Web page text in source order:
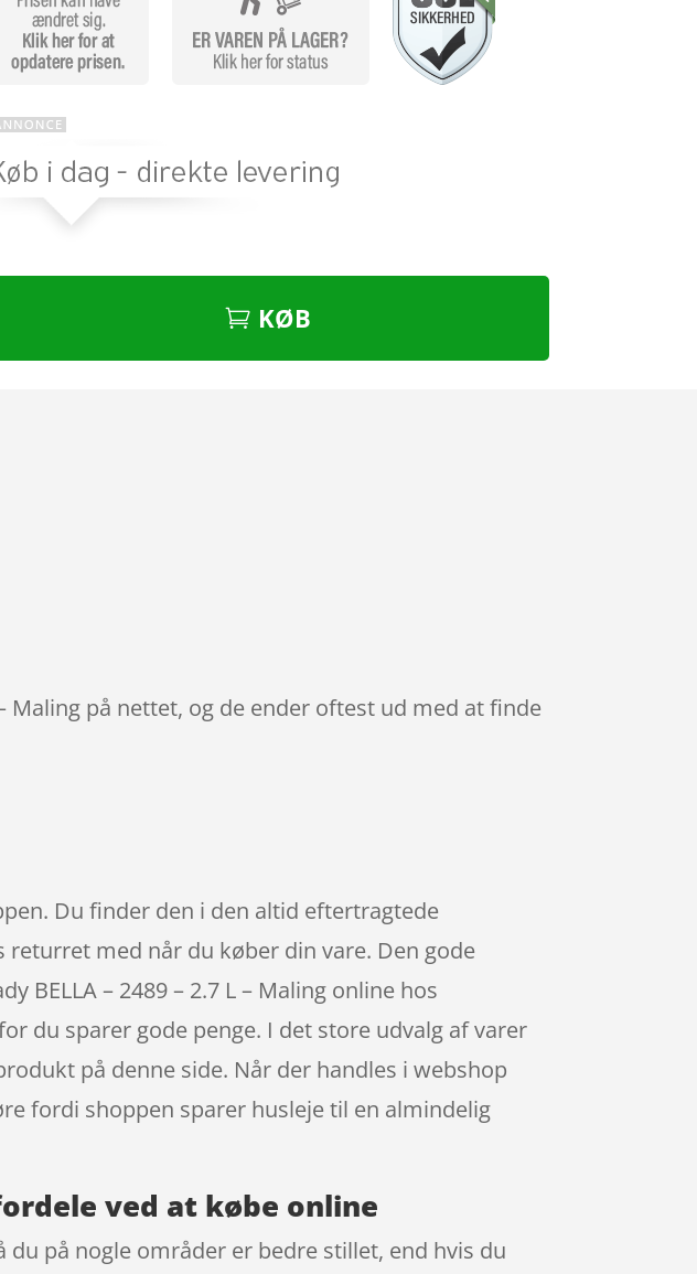
KØB
Maling på nettet, og de ender oftest ud med at finde
Du finder den i den altid eftertragtede
med når du køber din vare. Den gode
BELLA – 2489 – 2.7 L – Maling online hos
du sparer gode penge. I det store udvalg af varer
på denne side. Når der handles i webshop
fordi shoppen sparer husleje til en almindelig
fordele ved at købe online
på nogle områder er bedre stillet, end hvis du